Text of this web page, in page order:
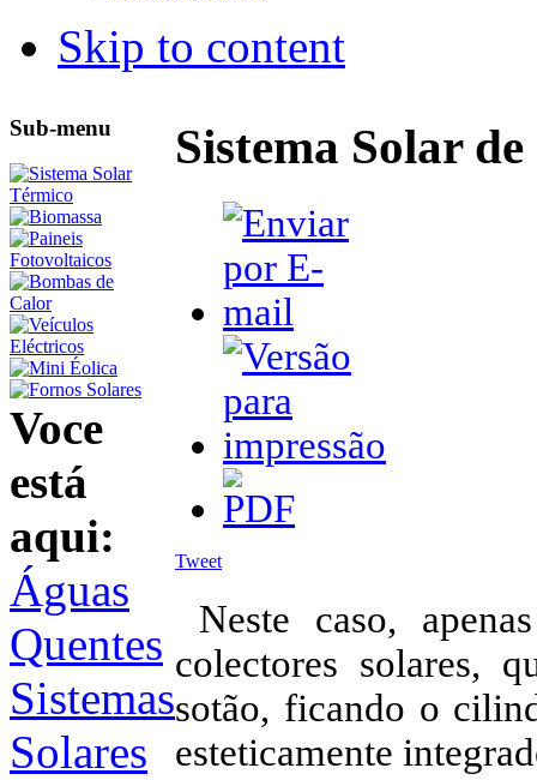
Skip to content
Sub-menu Sistema Solar
Tweet
Neste caso,
colectores solares,
sotão, ficando o
esteticamente
Voce
está
aqui:
Águas
Quentes
Sistemas
Solares